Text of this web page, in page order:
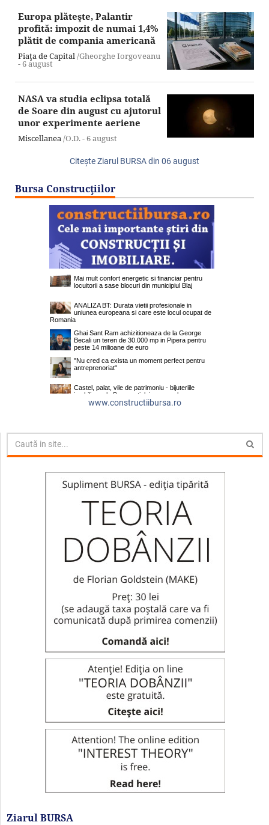
Europa plăteşte, Palantir
profită: impozit de numai 1,4%
plătit de compania americană
Piaţa de Capital /Gheorghe Iorgoveanu
-6 august
NASA va studia eclipsa totală
de Soare din august cu ajutorul
unor experimente aeriene
Miscellanea/O.D. -6 august
Citeşte Ziarul BURSA din 06 august
Bursa Construcţiilor
www.constructiibursa.ro
Ziarul BURSA